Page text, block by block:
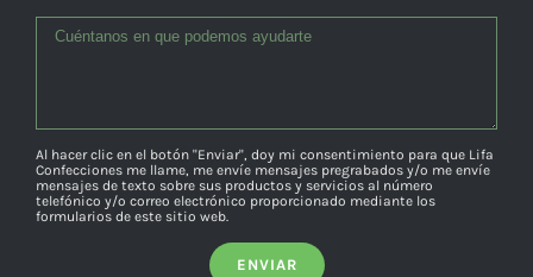
Al hacer clic en el botón "Enviar", doy mi consentimiento para que Lifa
Confecciones me llame, me envíe mensajes pregrabados y/o me envíe
mensajes de texto sobre sus productos y servicios al número
telefónico y/o correo electrónico proporcionado mediante los
formularios de este sitio web.